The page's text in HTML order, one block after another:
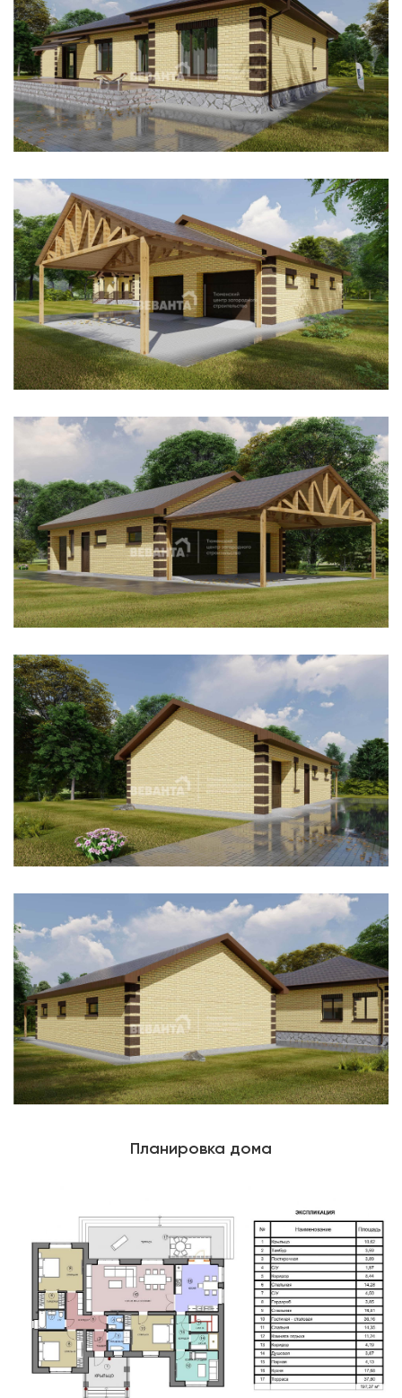
Планировка дома